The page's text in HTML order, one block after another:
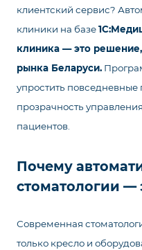
клиентский сервис?
клиники на базе
клиника — это
рынка Беларуси.
упростить
прозрачность
пациентов.
Почему
стоматологии —
Современная
только кресло и